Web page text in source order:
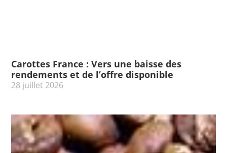
Carottes France : Vers une baisse des
rendements et de l’offre disponible
28 juillet 2026